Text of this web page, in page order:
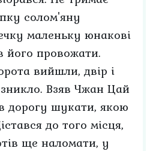
солом'яну
маленьку юнакові
його провожати.
вийшли, двір і
Взяв Чжан Цай
дорогу шукати, якою
до того місця,
ще наломати, у